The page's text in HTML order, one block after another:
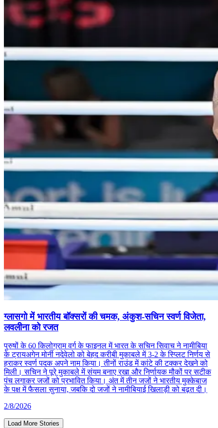
ग्लासगो में भारतीय बॉक्सरों की चमक, अंकुश-सचिन स्वर्ण विजेता,
लवलीना को रजत
पुरुषों के 60 किलोग्राम वर्ग के फाइनल में भारत के सचिन सिवाच ने नामीबिया
के ट्रायअगेन मोर्नी नदेवेलो को बेहद करीबी मुकाबले में 3-2 के स्प्लिट निर्णय से
हराकर स्वर्ण पदक अपने नाम किया। तीनों राउंड में कांटे की टक्कर देखने को
मिली। सचिन ने पूरे मुकाबले में संयम बनाए रखा और निर्णायक मौकों पर सटीक
पंच लगाकर जजों को प्रभावित किया। अंत में तीन जजों ने भारतीय मुक्केबाज
के पक्ष में फैसला सुनाया, जबकि दो जजों ने नामीबियाई खिलाड़ी को बढ़त दी।
2/8/2026
Load More Stories